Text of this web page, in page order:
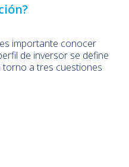
importante conocer
de inversor se define
a tres cuestiones